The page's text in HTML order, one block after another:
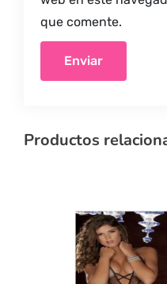
que comente.
Productos